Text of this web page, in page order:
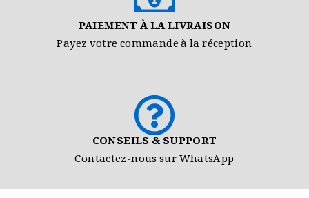
PAIEMENT À LA LIVRAISON
Payez votre commande à la réception
CONSEILS & SUPPORT
Contactez-nous sur WhatsApp